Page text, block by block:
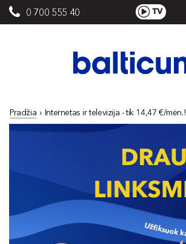
0 700 555 40
Pradžia › Internetas ir televizija - tik 14,47 €/mėn.!